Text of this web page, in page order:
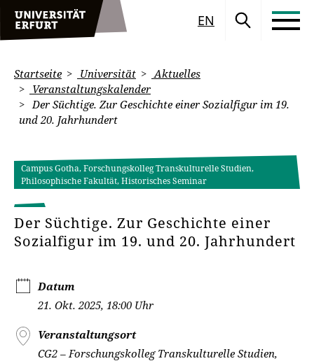
EN
Startseite Universität
Aktuelles
Veranstaltungskalender
Der Süchtige. Zur Geschichte einer Sozialfigur im 19.
und 20. Jahrhundert
Campus Gotha, Forschungskolleg Transkulturelle Studien,
Philosophische Fakultät, Historisches Seminar
Der Süchtige. Zur Geschichte einer
Sozialfigur im 19. und 20. Jahrhundert
Datum
21. Okt. 2025, 18:00 Uhr
Veranstaltungsort
CG2 – Forschungskolleg Transkulturelle Studien,